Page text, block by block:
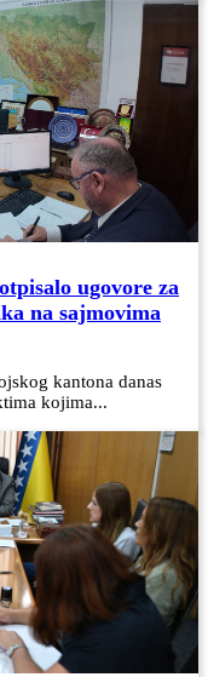
ugovore za
na sajmovima
kantona danas
kojima...